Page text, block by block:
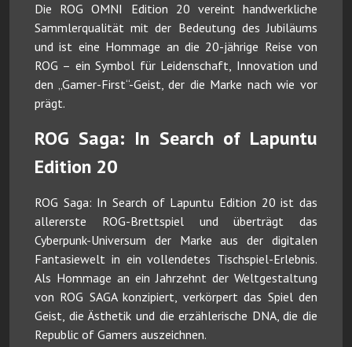
Die ROG OMNI Edition 20 vereint handwerkliche
Sammlerqualität mit der Bedeutung des Jubiläums
und ist eine Hommage an die 20-jährige Reise von
ROG – ein Symbol für Leidenschaft, Innovation und
den „Gamer-First“-Geist, der die Marke nach wie vor
prägt.
ROG Saga: In Search of Lapuntu
Edition 20
ROG Saga: In Search of Lapuntu Edition 20 ist das
allererste ROG-Brettspiel und überträgt das
Cyberpunk-Universum der Marke aus der digitalen
Fantasiewelt in ein vollendetes Tischspiel-Erlebnis.
Als Hommage an ein Jahrzehnt der Weltgestaltung
von ROG SAGA konzipiert, verkörpert das Spiel den
Geist, die Ästhetik und die erzählerische DNA, die die
Republic of Gamers auszeichnen.